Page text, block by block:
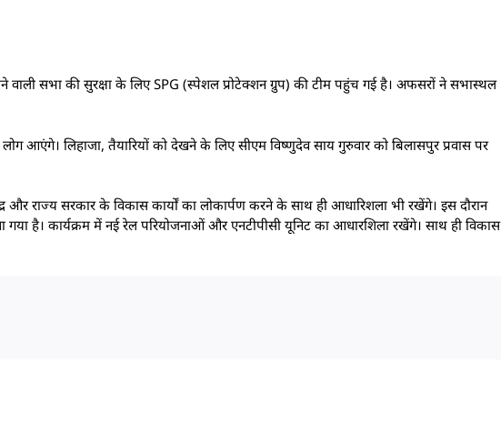
होने वाली सभा की सुरक्षा के लिए SPG (स्पेशल प्रोटेक्शन ग्रुप) की टीम पहुंच गई है। अफसरों ने सभास्थल
आएंगे। लिहाजा, तैयारियों को देखने के लिए सीएम विष्णुदेव साय गुरुवार को बिलासपुर प्रवास पर
और राज्य सरकार के विकास कार्यों का लोकार्पण करने के साथ ही आधारिशला भी रखेंगे। इस दौरान
है। कार्यक्रम में नई रेल परियोजनाओं और एनटीपीसी यूनिट का आधारशिला रखेंगे। साथ ही विकास